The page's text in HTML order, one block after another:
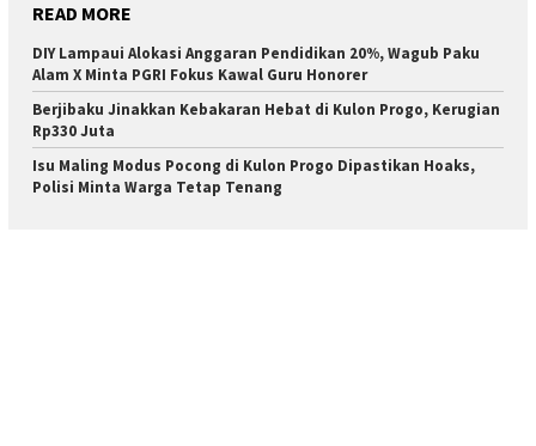
READ MORE
DIY Lampaui Alokasi Anggaran Pendidikan 20%, Wagub Paku
Alam X Minta PGRI Fokus Kawal Guru Honorer
Berjibaku Jinakkan Kebakaran Hebat di Kulon Progo, Kerugian
Rp330 Juta
Isu Maling Modus Pocong di Kulon Progo Dipastikan Hoaks,
Polisi Minta Warga Tetap Tenang